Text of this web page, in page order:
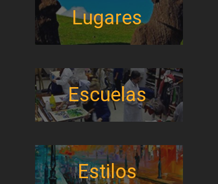
Lugares
Escuelas
Estilos